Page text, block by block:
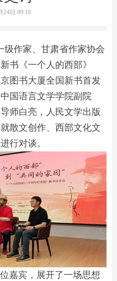
作家、甘肃省作家协会
书《一个人的西部》
图书大厦全国新书首发
国语言文学学院副院
师白亮，人民文学出版
散文创作、西部文化文
行对谈。
宾，展开了一场思想
24日 09:10